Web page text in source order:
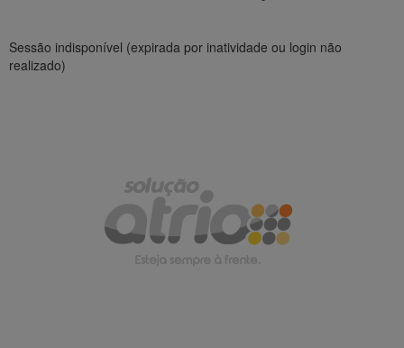
Sessão indisponível (expirada por inatividade ou login não
realizado)